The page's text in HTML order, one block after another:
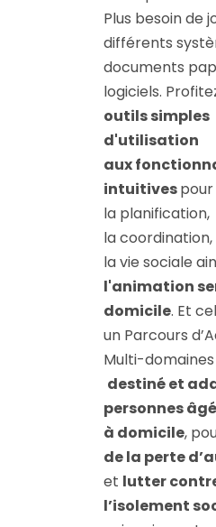
Plus besoin de
différents
documents
logiciels.
outils simples
d'utilisation
aux
intuitivespour
la planification,
la coordination,
la vie sociale
l'animation
domicile. Et
un Parcours
Multi-
destiné et
personnes
à domicile,
de la perte
et lutter
l’isolement